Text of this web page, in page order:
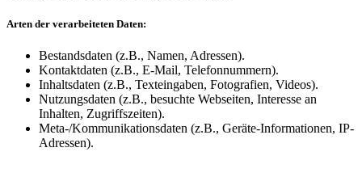
Arten der verarbeiteten Daten:
Bestandsdaten (z.B., Namen, Adressen).
Kontaktdaten (z.B., E-Mail, Telefonnummern).
Inhaltsdaten (z.B., Texteingaben, Fotografien, Videos).
Nutzungsdaten (z.B., besuchte Webseiten, Interesse an
Inhalten, Zugriffszeiten).
Meta-/Kommunikationsdaten (z.B., Geräte-Informationen, IP-
Adressen).